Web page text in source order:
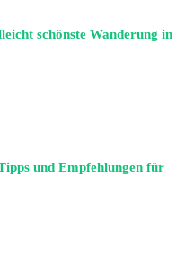
schönste Wanderung in
und Empfehlungen für